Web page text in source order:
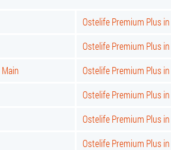
Ostelife Premium Plus
Ostelife Premium Plus
Ostelife Premium Plus
Ostelife Premium Plus
Ostelife Premium Plus
Ostelife Premium Plus